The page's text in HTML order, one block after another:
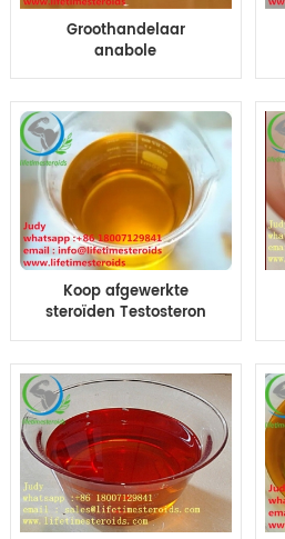
Groothandelaar
anabole
Trestolonacetaat
100 10ml MENT 100 olie
Koop afgewerkte
steroïden Testosteron
Sus 250 Sus 400 10ml
vloeibare testo sus 400
voor bodybuilding